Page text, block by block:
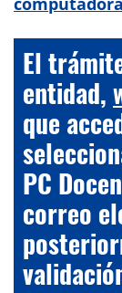
El
entidad,
que
PC
correo